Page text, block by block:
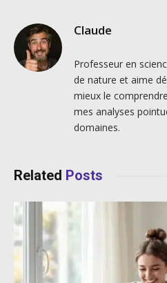
Claude
Professeur en
de nature et aime
mieux le
mes analyses
domaines.
Related Posts